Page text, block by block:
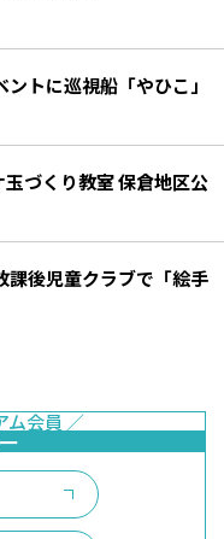
トに巡視船「やひこ」
づくり教室 保倉地区公
課後児童クラブで「絵手